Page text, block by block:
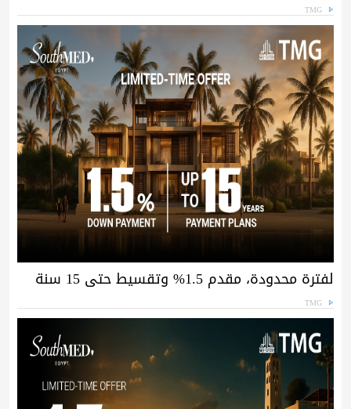
TMG
لفترة محدودة، مقدم 1.5% وتقسيط حتى 15 سنة
TMG